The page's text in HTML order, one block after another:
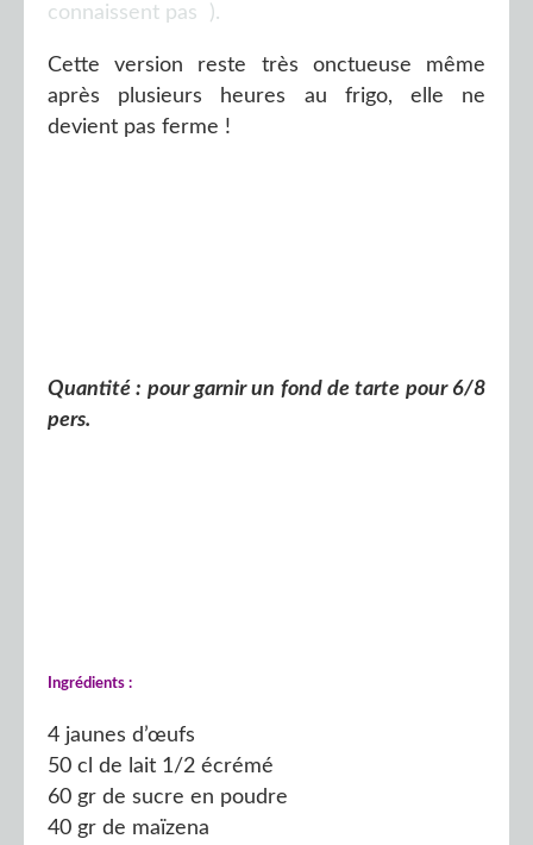
connaissent pas
).
Cette version reste très onctueuse même
après plusieurs heures au frigo, elle ne
devient pas ferme !
Quantité : pour garnir un fond de tarte pour 6/8
pers.
Ingrédients :
4 jaunes d’œufs
50 cl de lait 1/2 écrémé
60 gr de sucre en poudre
40 gr de maïzena